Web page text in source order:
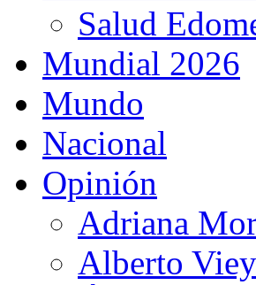
Salud
Mundial 2026
Mundo
Nacional
Opinión
Adriana
Alberto